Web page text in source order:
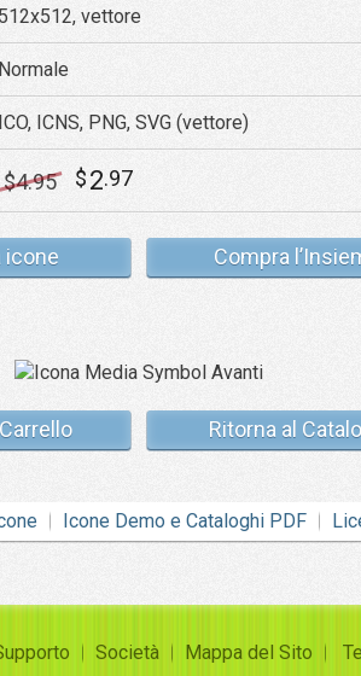
512x512, vettore
Normale
ICO, ICNS, PNG, SVG (vettore)
$4.95 $2.97
icone Compra
Ritorna al
Icone Demo e Cataloghi PDF
Società Mappa del Sito